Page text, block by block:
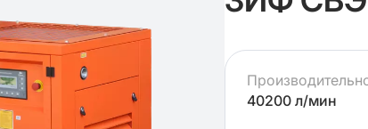
40200 л/мин